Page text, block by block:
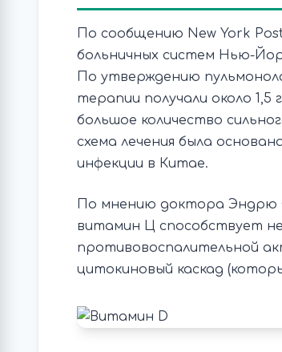
По сообщению New York
больничных систем Нью-
По утверждению
терапии получали около
большое количество
схема лечения была
инфекции в Китае.
По мнению доктора Эндрю
витамин Ц способствует
противовоспалительной
цитокиновый каскад